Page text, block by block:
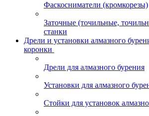
Фаскосниматели (кромкорезы)
Заточные (точильные,
станки
Дрели и установки алмазного
коронки
Дрели для алмазного бурения
Установки для алмазного
Стойки для установок